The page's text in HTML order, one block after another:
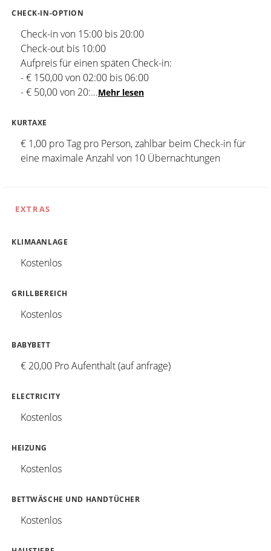
CHECK-IN-OPTION
Check-in von 15:00 bis 20:00
Check-out bis 10:00
Aufpreis für einen späten Check-in:
- € 150,00 von 02:00 bis 06:00
- € 50,00 von 20:...Mehr lesen
KURTAXE
€ 1,00 pro Tag pro Person, zahlbar beim Check-in für
eine maximale Anzahl von 10 Übernachtungen
EXTRAS
KLIMAANLAGE
Kostenlos
GRILLBEREICH
Kostenlos
BABYBETT
€ 20,00 Pro Aufenthalt (auf anfrage)
ELECTRICITY
Kostenlos
HEIZUNG
Kostenlos
BETTWÄSCHE UND HANDTÜCHER
Kostenlos